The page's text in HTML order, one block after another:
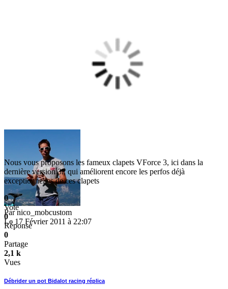
Parnico_mobcustom
Le 17 Février 2011 à 22:07
Nous vous proposons les fameux clapets VForce 3, ici dans la
dernière version 3i, qui améliorent encore les perfos déjà
exceptionnelles de ces clapets
0
Vote
0
Réponse
0
Partage
2,1 k
Vues
Débrider un pot Bidalot racing réplica